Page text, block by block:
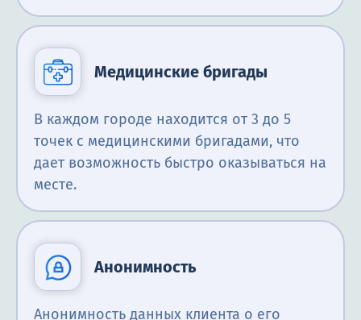
Медицинские бригады
В каждом городе находится от 3 до 5
точек с медицинскими бригадами, что
дает возможность быстро оказываться на
месте.
Анонимность
Анонимность данных клиента о его